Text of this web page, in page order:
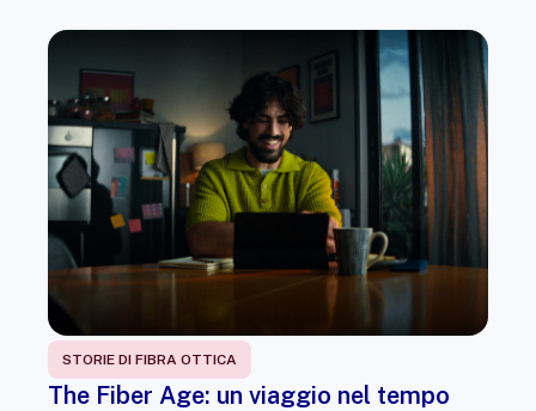
STORIE DI FIBRA OTTICA
The Fiber Age: un viaggio nel tempo